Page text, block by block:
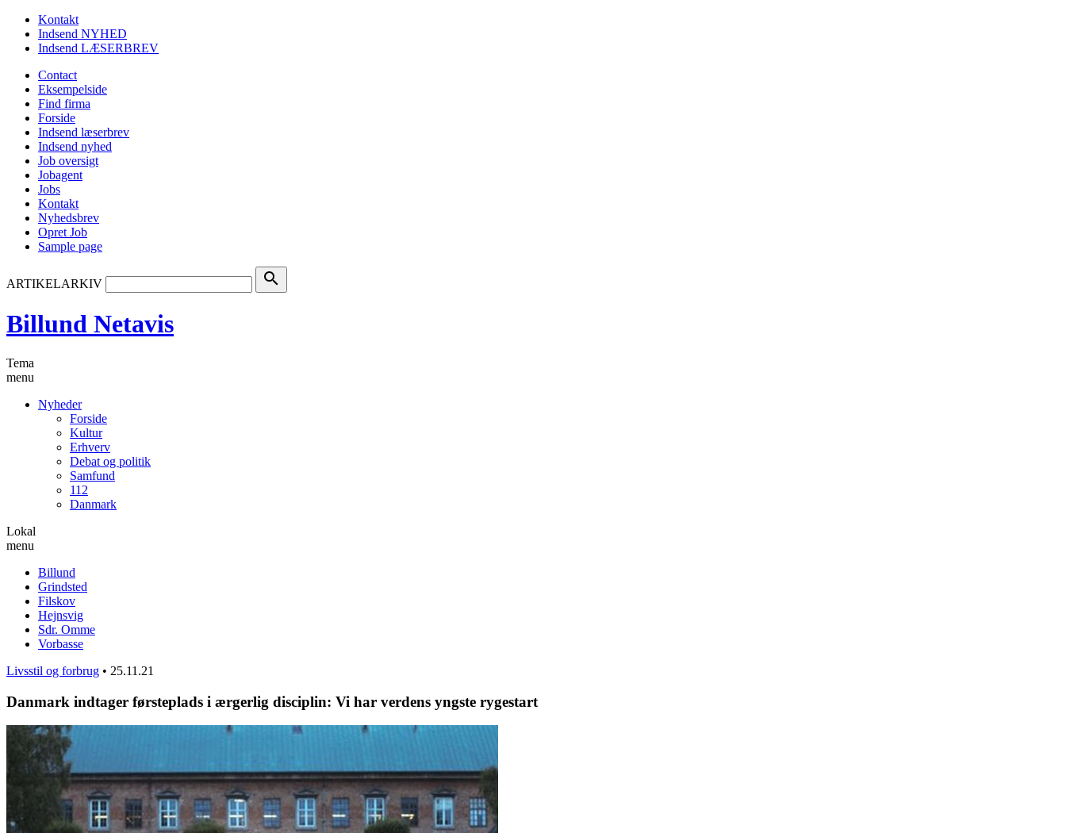
Kontakt
Indsend NYHED
Indsend LÆSERBREV
Contact
Eksempelside
Find firma
Forside
Indsend læserbrev
Indsend nyhed
Job oversigt
Jobagent
Jobs
Kontakt
Nyhedsbrev
Opret Job
Sample page
ARTIKELARKIV search
Billund Netavis
Tema
menu
Nyheder
Forside
Kultur
Erhverv
Debat og politik
Samfund
112
Danmark
Lokal
menu
Billund
Grindsted
Filskov
Hejnsvig
Sdr. Omme
Vorbasse
Livsstil og forbrug • 25.11.21
Danmark indtager førsteplads i ærgerlig disciplin: Vi har verdens yngste rygestart